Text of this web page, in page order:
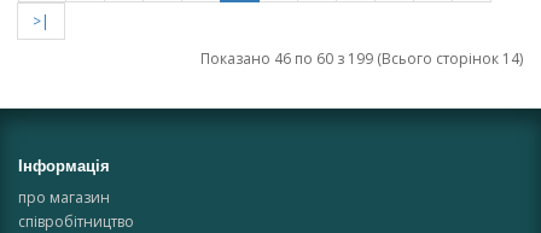
>|
Показано 46 по 60 з 199 (Всього сторінок 14)
Інформація
про магазин
співробітництво